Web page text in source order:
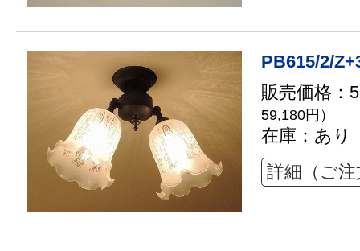
PB615/2/
販売価格：
59,180円）
在庫：あり
詳細（ご